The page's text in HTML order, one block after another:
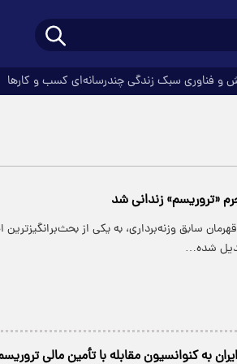
و فناوری سبک زندگیچندرسانه‌ای کسب و کارها
«تروریسم» زندانی شد
سابق وزنه‌برداری، به یکی از بحث‌برانگیزترین
شده…
به کنوانسیون مقابله با تأمین مالی